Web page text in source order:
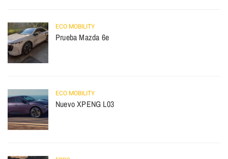
ECO MOBILITY
Prueba Mazda 6e
ECO MOBILITY
Nuevo XPENG L03